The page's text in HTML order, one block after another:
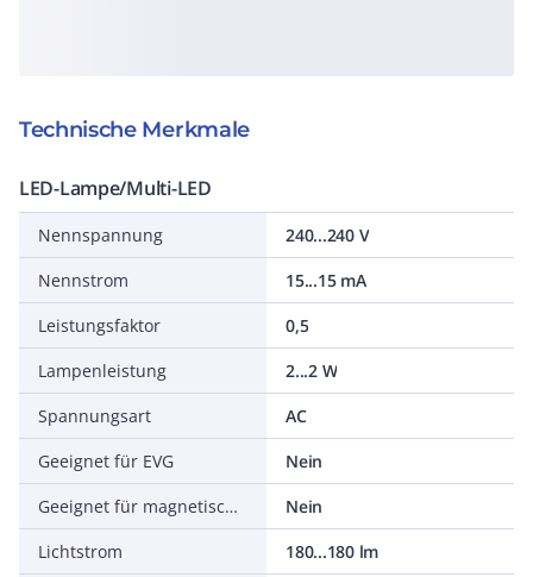
Technische Merkmale
LED-Lampe/Multi-LED
Nennspannung
240...240 V
Nennstrom
15...15 mA
Leistungsfaktor
0,5
Lampenleistung
2...2 W
Spannungsart
AC
Geeignet für EVG
Nein
Geeignet für magnetisches Vorschaltgerät
Nein
Lichtstrom
180...180 lm